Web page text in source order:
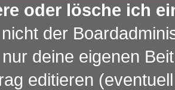
oder lösche ich
der
deine eigenen
editieren